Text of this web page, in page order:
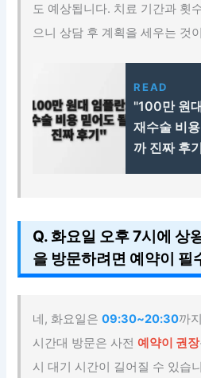
도 예상됩니다. 치료 기간과 횟
으니 상담 후 계획을 세우는 것
READ
"100만 원
재수술 비
까 진짜 후
Q. 화요일 오후 7시에 상
을 방문하려면 예약이 필
네, 화요일은09:30~20:30까
시간대 방문은 사전 예약이 권장
시 대기 시간이 길어질 수 있습